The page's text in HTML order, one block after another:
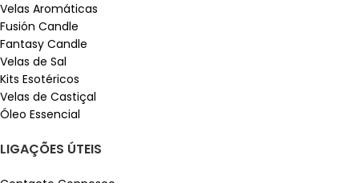
Velas Aromáticas
Fusión Candle
Fantasy Candle
Velas de Sal
Kits Esotéricos
Velas de Castiçal
Óleo Essencial
LIGAÇÕES ÚTEIS